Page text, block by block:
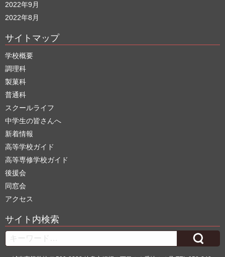
2022年9月
2022年8月
サイトマップ
学校概要
調理科
製菓科
普通科
スクールライフ
中学生の皆さんへ
新着情報
高等学校ガイド
高等専修学校ガイド
後援会
同窓会
アクセス
サイト内検索
Search